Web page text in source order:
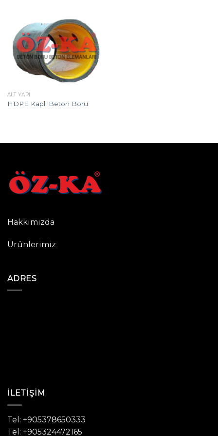
ALT YAPI
HDPE Kaplı Beton Boru
Hakkımızda
Ürünlerimiz
ADRES
İLETIŞIM
Tel: +905378650333
Tel: +905324472165